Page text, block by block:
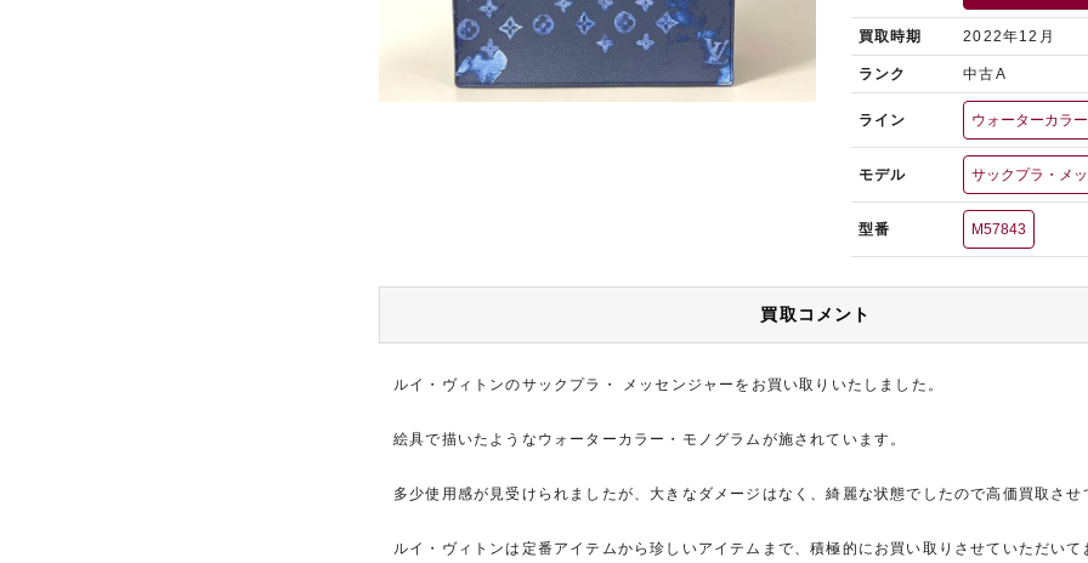
買取時期 2022年12月
ランク 中古A
ライン ウォーターカラ
モデル サックプラ・メ
型番 M57843
買取コメント
ルイ・ヴィトンのサックプラ・ メッセンジャーをお買い取りいたしました。
絵具で描いたようなウォーターカラー・モノグラムが施されています。
多少使用感が見受けられましたが、大きなダメージはなく、綺麗な状態でしたので高価買取させ
ルイ・ヴィトンは定番アイテムから珍しいアイテムまで、積極的にお買い取りさせていただいて